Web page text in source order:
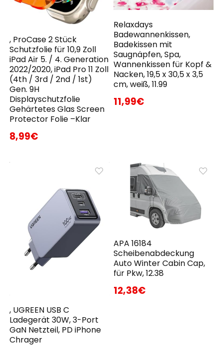
, ProCase 2 Stück
Schutzfolie für 10,9 Zoll
iPad Air 5. / 4. Generation
2022/2020, iPad Pro 11 Zoll
(4th / 3rd / 2nd / 1st)
Gen. 9H
Displayschutzfolie
Gehärtetes Glas Screen
Protector Folie –Klar
8,99€
Relaxdays
Badewannenkissen,
Badekissen mit
Saugnäpfen, Spa,
Wannenkissen für Kopf &
Nacken, 19,5 x 30,5 x 3,5
cm, weiß, 11.99
11,99€
, UGREEN USB C
Ladegerät 30W, 3-Port
GaN Netzteil, PD iPhone
Chrager
APA 16184
Scheibenabdeckung
Auto Winter Cabin Cap,
für Pkw, 12.38
12,38€